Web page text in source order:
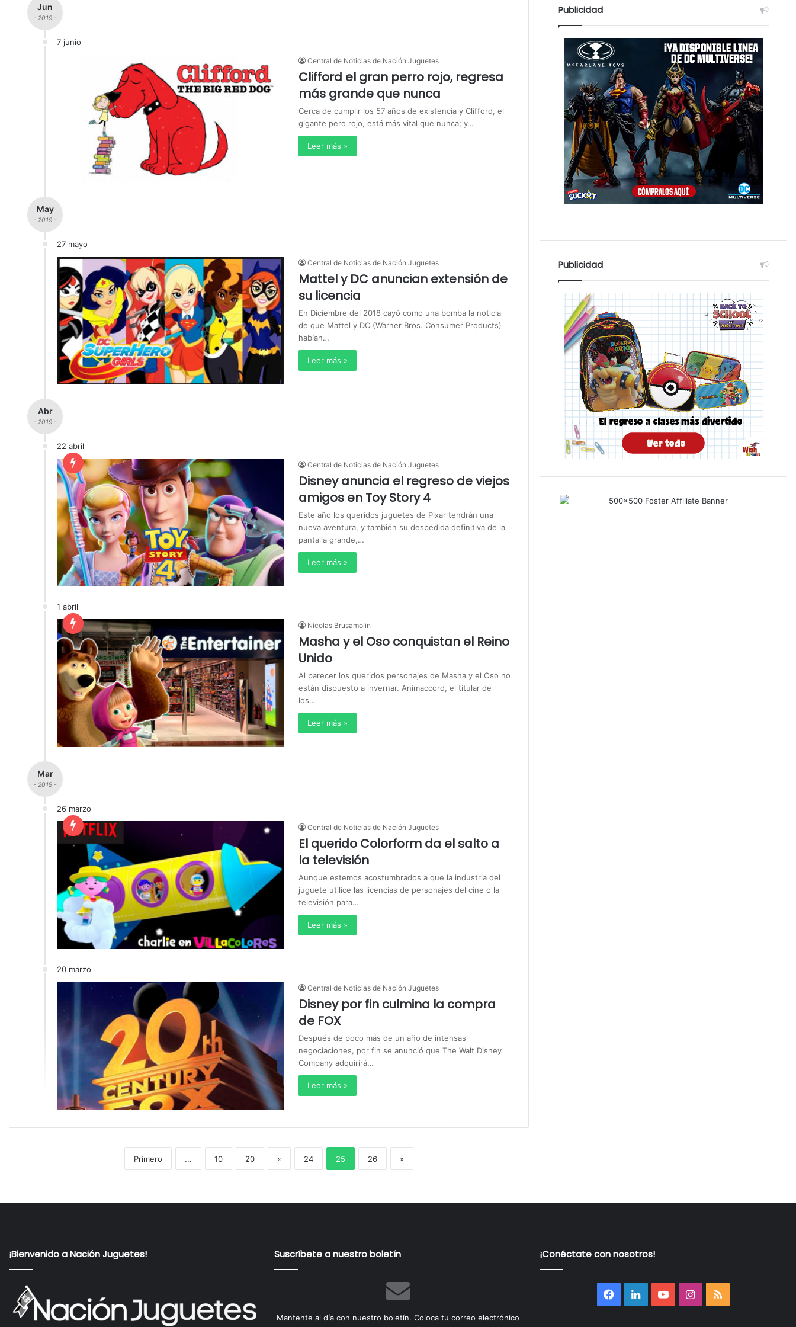
Jun
- 2019 -
7 junio
Central de Noticias de Nación Juguetes
Clifford el gran perro rojo, regresa
más grande que nunca
Cerca de cumplir los 57 años de existencia y Clifford, el
gigante pero rojo, está más vital que nunca; y…
Leer más »
May
- 2019 -
27 mayo
Central de Noticias de Nación Juguetes
Mattel y DC anuncian extensión de
su licencia
En Diciembre del 2018 cayó como una bomba la noticia
de que Mattel y DC (Warner Bros. Consumer Products)
habían…
Leer más »
Abr
- 2019 -
22 abril
Central de Noticias de Nación Juguetes
Disney anuncia el regreso de viejos
amigos en Toy Story 4
Este año los queridos juguetes de Pixar tendrán una
nueva aventura, y también su despedida definitiva de la
pantalla grande,…
Leer más »
1 abril
Nícolas Brusamolin
Masha y el Oso conquistan el Reino
Unido
Al parecer los queridos personajes de Masha y el Oso no
están dispuesto a invernar. Animaccord, el titular de
los…
Leer más »
Mar
- 2019 -
26 marzo
Central de Noticias de Nación Juguetes
El querido Colorform da el salto a
la televisión
Aunque estemos acostumbrados a que la industria del
juguete utilice las licencias de personajes del cine o la
televisión para…
Leer más »
20 marzo
Central de Noticias de Nación Juguetes
Disney por fin culmina la compra
de FOX
Después de poco más de un año de intensas
negociaciones, por fin se anunció que The Walt Disney
Company adquirirá…
Leer más »
Primero ... 10 20 « 24 25 26 »
Publicidad
Publicidad
¡Bienvenido a Nación Juguetes! Suscríbete a nuestro boletín
Mantente al día con nuestro boletín. Coloca tu correo electrónico
¡Conéctate con nosotros!
Facebook
LinkedInYouTubeInstagram
RSS